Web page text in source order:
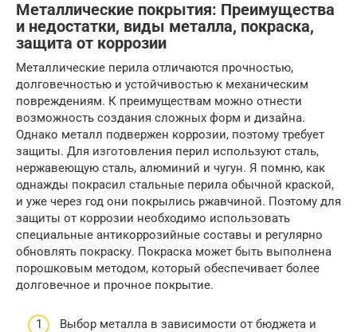
Металлические покрытия: Преимущества
и недостатки, виды металла, покраска,
защита от коррозии
Металлические перила отличаются прочностью,
долговечностью и устойчивостью к механическим
повреждениям. К преимуществам можно отнести
возможность создания сложных форм и дизайна.
Однако металл подвержен коррозии, поэтому требует
защиты. Для изготовления перил используют сталь,
нержавеющую сталь, алюминий и чугун. Я помню, как
однажды покрасил стальные перила обычной краской,
и уже через год они покрылись ржавчиной. Поэтому для
защиты от коррозии необходимо использовать
специальные антикоррозийные составы и регулярно
обновлять покраску. Покраска может быть выполнена
порошковым методом, который обеспечивает более
долговечное и прочное покрытие.
Выбор металла в зависимости от бюджета и